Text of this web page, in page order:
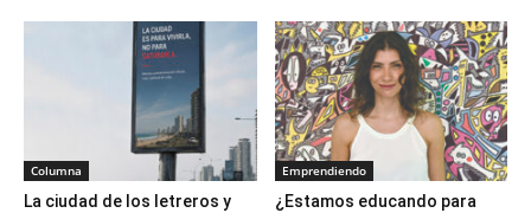
Columna
La ciudad de los letreros y
Emprendiendo
¿Estamos educando para